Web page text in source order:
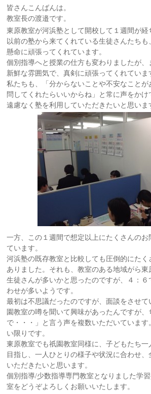
皆さんこんばんは。
教室長の渡邉です。
東原教室が河浜塾として開校して１週間が経
以前の塾から来てくれている生徒さんたち
懸命に頑張ってくれています。
個別指導へと授業の仕方も変わりましたが、
新鮮な雰囲気で、真剣に頑張ってくれていま
私たちも、「分からないことや不安なこと
問してくれたらいいからね」と常に声をかけ
遠慮なく塾を利用していただきたいと思いま
一方、この１週間で想定以上にたくさんのお
ています。
河浜塾の既存教室と比較しても圧倒的にた
ありました。それも、教室のある地域がら
生徒さんが多いかと思ったのですが、４：６
わせが多いようです。
最初は不思議だったのですが、面談をさせ
園教室の噂を聞いて興味があったんですが
で・・・」と言う声を複数いただいています
い限りです。
東原教室でも祇園教室同様に、子どもたち一
目指し、一人ひとりの様子や状況に合わせ
いただきたいと思います。
個別指導/少数指導専門教室となりました学
室をどうぞよろしくお願いいたします。